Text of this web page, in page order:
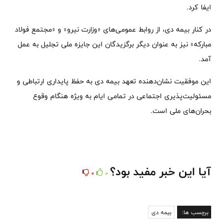
ایفا کرد.
در کنار بیمه دی، از روابط عمومی‌های «وزارت نیرو» و «مجتمع فولاد
مبارکه» نیز به عنوان دیگر برگزیدگان این جایزه ملی تجلیل به عمل
آمد.
این موفقیت نشان‌دهنده تعهد بیمه دی به حفظ پایداری ارتباطی و
مسئولیت‌پذیری اجتماعی در تمامی ایام به ویژه هنگام وقوع
بحران‌های ملی است.
آیا این خبر مفید بود؟ 0
0
برچسب ها: بیمه دی